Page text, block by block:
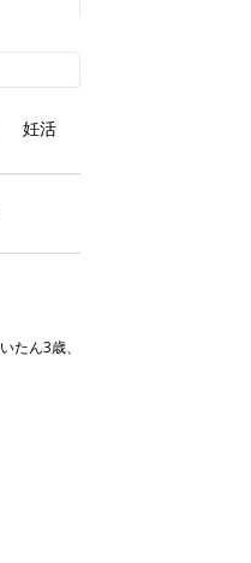
妊活
たん3歳、